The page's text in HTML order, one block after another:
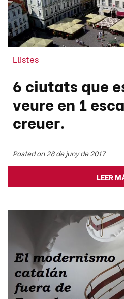
Llistes
6 ciutats que
veure en 1
creuer.
Posted on 28 de juny de 2017
LEER